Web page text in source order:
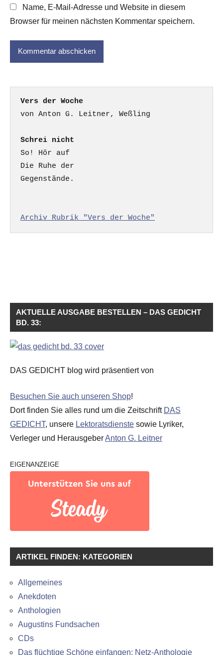
Name, E-Mail-Adresse und Website in diesem
Browser für meinen nächsten Kommentar speichern.
Vers der Woche
Schrei nicht
So! Hör auf
Die Ruhe der
Gegenstände.
Archiv Rubrik "Vers der Woche"
AKTUELLE AUSGABE BESTELLEN – DAS GEDICHT
BD. 33:
DAS GEDICHT blog wird präsentiert von
Besuchen Sie auch unseren Shop!
Dort finden Sie alles rund um die Zeitschrift DAS
GEDICHT, unsere Lektoratsdienste sowie Lyriker,
Verleger und HerausgeberAnton G. Leitner
EIGENANZEIGE
ARTIKEL FINDEN: KATEGORIEN
Allgemeines
Anekdoten
Anthologien
Augustins Fundsachen
CDs
Das flüchtige Schöne einfangen: Netz-Anthologie